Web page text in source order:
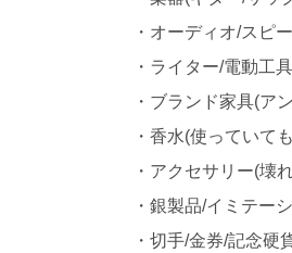
・オーディオ/スピ
・ライター/電動工
・ブランド家具(ア
・香水(使っていて
・アクセサリー(壊
・銀製品/イミテー
・切手/金券/記念硬